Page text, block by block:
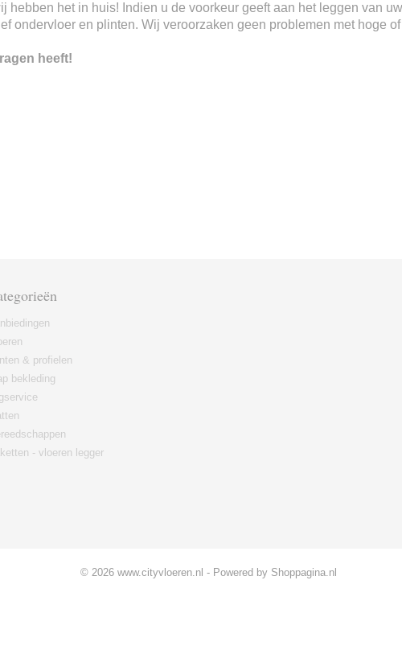
hebben het in huis! Indien u de voorkeur geeft aan het leggen van
ondervloer en plinten. Wij veroorzaken geen problemen met hoge
heeft!
& profielen
bekleding
- vloeren legger
© 2026 www.cityvloeren.nl - Powered by Shoppagina.nl